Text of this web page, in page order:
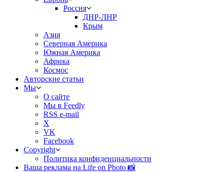
Россия
ДНР-ЛНР
Крым
Азия
Северная Америка
Южная Америка
Африка
Космос
Авторские статьи
Мы
О сайте
Мы в Feedly
RSS e-mail
X
VK
Facebook
Copyright
Политика конфиденциальности
Ваша реклама на Life on Photo 📸